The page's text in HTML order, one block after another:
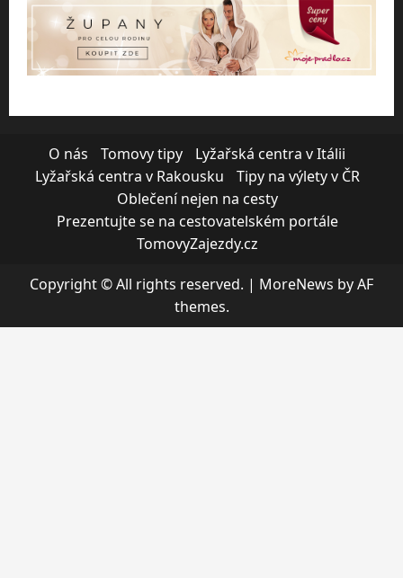
O nás Tomovy tipy
Lyžařská centra v Itálii
Lyžařská centra v Rakousku
Tipy na výlety v ČR
Oblečení nejen na cesty
Prezentujte se na cestovatelském portále
TomovyZajezdy.cz
Copyright © All rights reserved. | MoreNews by AF
themes.